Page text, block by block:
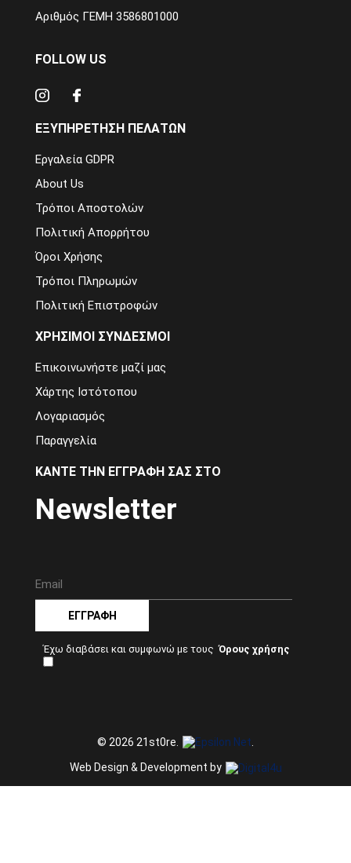
Αριθμός ΓΕΜΗ 3586801000
FOLLOW US
ΕΞΥΠΗΡΈΤΗΣΗ ΠΕΛΑΤΏΝ
Εργαλεία GDPR
About Us
Τρόποι Αποστολών
Πολιτική Απορρήτου
Όροι Χρήσης
Τρόποι Πληρωμών
Πολιτική Επιστροφών
ΧΡΉΣΙΜΟΙ ΣΎΝΔΕΣΜΟΙ
Επικοινωνήστε μαζί μας
Χάρτης Ιστότοπου
Λογαριασμός
Παραγγελία
ΚΆΝΤΕ ΤΗΝ ΕΓΓΡΑΦΉ ΣΑΣ ΣΤΟ
Newsletter
ΕΓΓΡΑΦΉ
Έχω διαβάσει και συμφωνώ με τους
© 2026 21st0re.
Web Design & Development by